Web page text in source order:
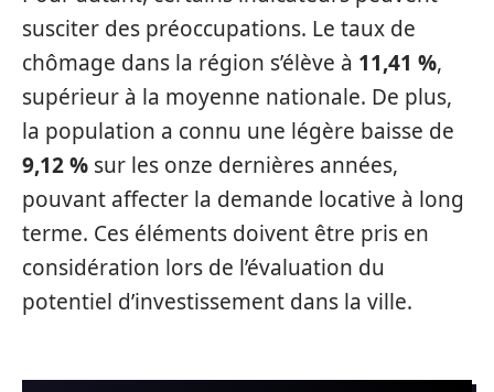
susciter des préoccupations. Le taux de
chômage dans la région s’élève à 11,41 %,
supérieur à la moyenne nationale. De plus,
la population a connu une légère baisse de
9,12 % sur les onze dernières années,
pouvant affecter la demande locative à long
terme. Ces éléments doivent être pris en
considération lors de l’évaluation du
potentiel d’investissement dans la ville.